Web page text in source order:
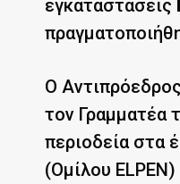
εγκαταστάσεις
Ο
τον Γραμματέα
περιοδεία στα
(Ομίλου ELPEN)